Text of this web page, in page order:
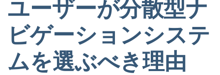
ユーザーが分散型ナ
ビゲーションシステ
ムを選ぶべき理由